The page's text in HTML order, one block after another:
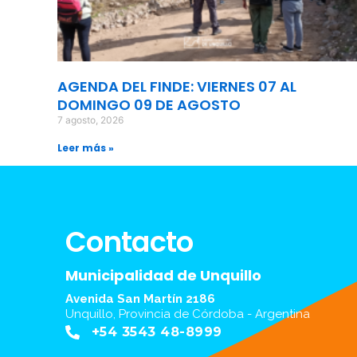
AGENDA DEL FINDE: VIERNES 07 AL
DOMINGO 09 DE AGOSTO
7 agosto, 2026
Leer más »
Contacto
Municipalidad de Unquillo
Avenida San Martín 2186
Unquillo, Provincia de Córdoba - Argentina
+54 3543 48-8999